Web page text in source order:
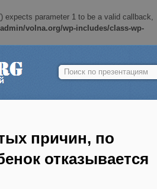
expects parameter 1 to be a valid callback,
volna.org/wp-includes/class-wp-
Найти:
причин, по
отказывается